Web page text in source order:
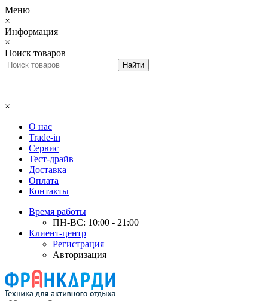
Меню
×
Информация
×
Поиск товаров
×
О нас
Trade-in
Сервис
Тест-драйв
Доставка
Оплата
Контакты
Время работы
ПН-ВС: 10:00 - 21:00
Клиент-центр
Регистрация
Авторизация